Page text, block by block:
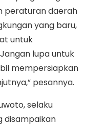
peraturan daerah
yang baru,
untuk
lupa untuk
mempersiapkan
pesannya.
selaku
disampaikan